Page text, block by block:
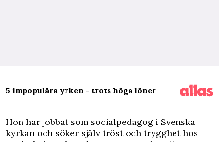
5 impopulära yrken - trots höga löner
Hon har jobbat som socialpedagog i Svenska
kyrkan och söker själv tröst och trygghet hos